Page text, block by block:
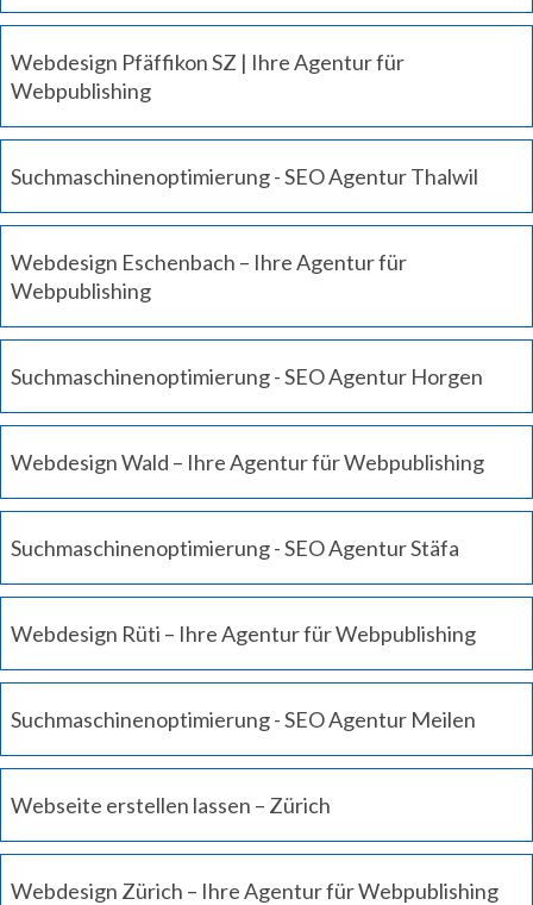
Webdesign Pfäffikon SZ | Ihre Agentur für
Webpublishing
Suchmaschinenoptimierung - SEO Agentur Thalwil
Webdesign Eschenbach – Ihre Agentur für
Webpublishing
Suchmaschinenoptimierung - SEO Agentur Horgen
Webdesign Wald – Ihre Agentur für Webpublishing
Suchmaschinenoptimierung - SEO Agentur Stäfa
Webdesign Rüti – Ihre Agentur für Webpublishing
Suchmaschinenoptimierung - SEO Agentur Meilen
Webseite erstellen lassen – Zürich
Webdesign Zürich – Ihre Agentur für Webpublishing